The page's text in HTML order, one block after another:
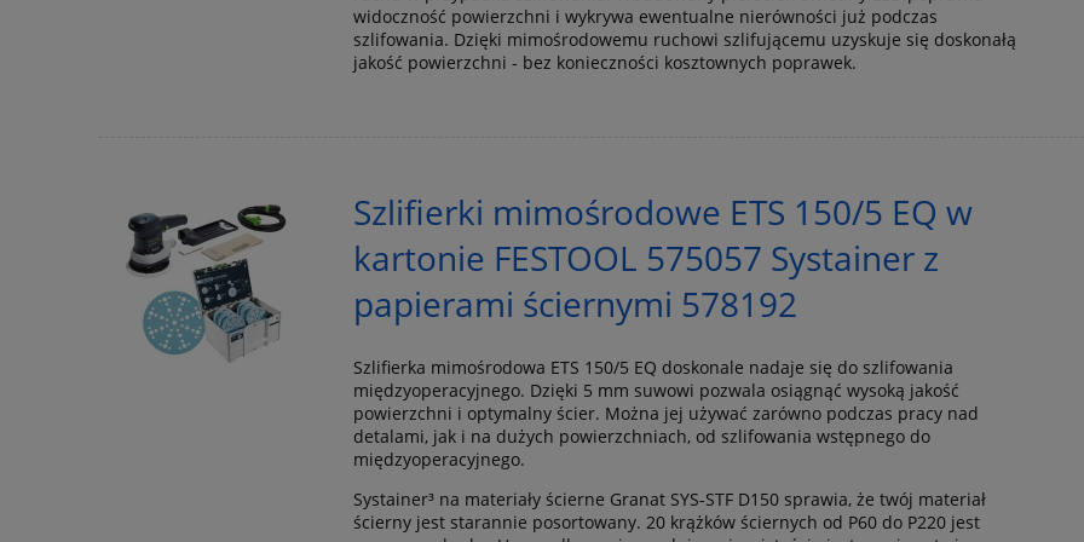
widoczność powierzchni i wykrywa ewentualne nierówności już podczas
szlifowania. Dzięki mimośrodowemu ruchowi szlifującemu uzyskuje się doskonałą
jakość powierzchni - bez konieczności kosztownych poprawek.
Szlifierki mimośrodowe ETS 150/5 EQ w
kartonie FESTOOL 575057 Systainer z
papierami ściernymi 578192
Szlifierka mimośrodowa ETS 150/5 EQ doskonale nadaje się do szlifowania
międzyoperacyjnego. Dzięki 5 mm suwowi pozwala osiągnąć wysoką jakość
powierzchni i optymalny ścier. Można jej używać zarówno podczas pracy nad
detalami, jak i na dużych powierzchniach, od szlifowania wstępnego do
międzyoperacyjnego.
Systainer³ na materiały ścierne Granat SYS-STF D150 sprawia, że twój materiał
ścierny jest starannie posortowany. 20 krążków ściernych od P60 do P220 jest